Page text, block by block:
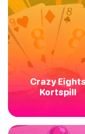
Crazy
Kortspill